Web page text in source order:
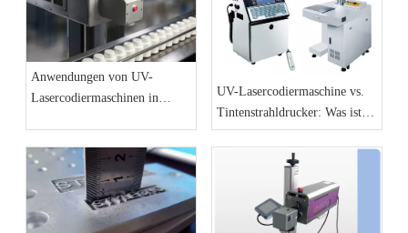
Anwendungen von UV-
Lasercodiermaschinen in
UV-Lasercodiermaschine vs.
Tintenstrahldrucker: Was ist
besser für Produktionslinien?